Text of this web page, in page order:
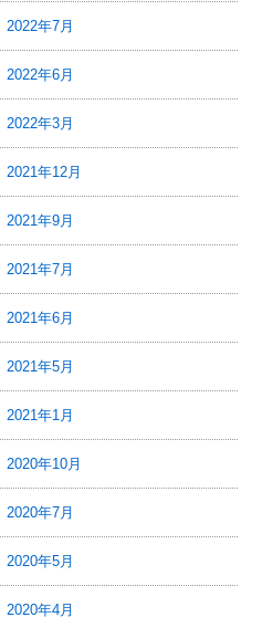
2022年7月
2022年6月
2022年3月
2021年12月
2021年9月
2021年7月
2021年6月
2021年5月
2021年1月
2020年10月
2020年7月
2020年5月
2020年4月